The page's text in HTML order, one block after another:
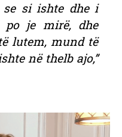
se si ishte dhe i
po je mirë, dhe
lutem, mund të
në thelb ajo,”